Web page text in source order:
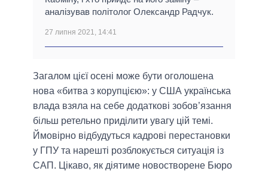
аналізував політолог Олександр Радчук.
27 липня 2021, 14:41
Загалом цієї осені може бути оголошена
нова «битва з корупцією»: у США українська
влада взяла на себе додаткові зобов’язання
більш ретельно приділити увагу цій темі.
Ймовірно відбудуться кадрові перестановки
у ГПУ та нарешті розблокується ситуація із
САП. Цікаво, як діятиме новостворене Бюро